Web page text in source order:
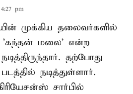
pm
முக்கிய தலைவர்களில்
'கந்தன் மலை' என்ற
தற்போது
நடித்துள்ளார்.
சார்பில்